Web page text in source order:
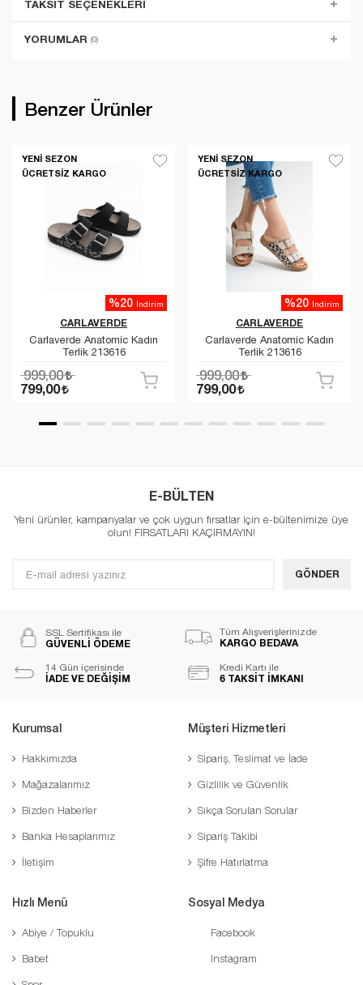
TAKSIT SEÇENEKLERI
YORUMLAR (0)
Benzer Ürünler
YENI SEZON
ÜCRETSIZ KARGO
CARLAVERDE
Carlaverde Anatomic Kadın
Terlik 213616
%20 İndirim
999,00
799,00
YENI SEZON
ÜCRETSIZ KARGO
CARLAVERDE
Carlaverde Anatomic Kadın
Terlik 213616
%20 İndirim
999,00
799,00
E-BÜLTEN
Yeni ürünler, kampanyalar ve çok uygun fırsatlar için e-bültenimize üye
olun! FIRSATLARI KAÇIRMAYIN!
GÖNDER
SSL Sertifikası ile
GÜVENLİ ÖDEME
Tüm Alışverişlerinizde
KARGO BEDAVA
14 Gün içerisinde
İADE VE DEĞİŞİM
Kredi Kartı ile
6 TAKSİT İMKANI
Kurumsal
Hakkımızda
Mağazalarımız
Bizden Haberler
Banka Hesaplarımız
İletişim
Müşteri Hizmetleri
Sipariş, Teslimat ve İade
Gizlilik ve Güvenlik
Sıkça Sorulan Sorular
Sipariş Takibi
Şifre Hatırlatma
Hızlı Menü
Abiye / Topuklu
Babet
Sosyal Medya
Facebook
Instagram